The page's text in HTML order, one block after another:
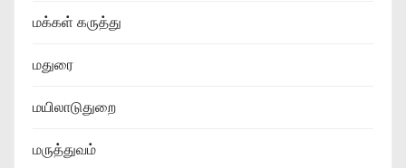
மக்கள் கருத்து
மதுரை
மயிலாடுதுறை
மருத்துவம்